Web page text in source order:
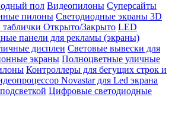
пол Видеопилоны Суперсайты
пилоны Светодиодные экраны 3D
Открыто/Закрыто LED
панели для рекламы (экраны)
дисплеи Световые вывески для
экраны Полноцветные уличные
Контроллеры для бегущих строк и
Novastar для Led экрана
Цифровые светодиодные